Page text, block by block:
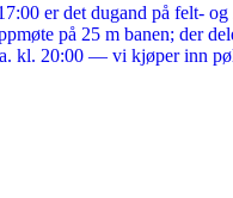
er det dugand på felt- og
på 25 m banen; der
kl. 20:00 — vi kjøper inn